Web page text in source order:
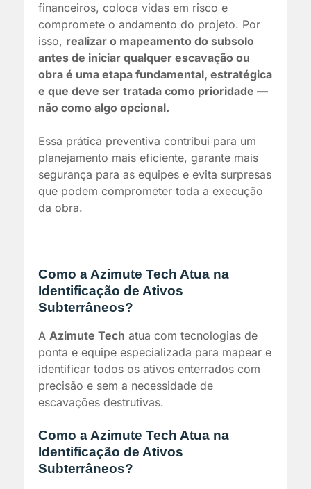
financeiros, coloca vidas em risco e
compromete o andamento do projeto. Por
isso, realizar o mapeamento do subsolo
antes de iniciar qualquer escavação ou
obra é uma etapa fundamental, estratégica
e que deve ser tratada como prioridade —
não como algo opcional.
Essa prática preventiva contribui para um
planejamento mais eficiente, garante mais
segurança para as equipes e evita surpresas
que podem comprometer toda a execução
da obra.
Como a Azimute Tech Atua na
Identificação de Ativos
Subterrâneos?
A Azimute Tech atua com tecnologias de
ponta e equipe especializada para mapear e
identificar todos os ativos enterrados com
precisão e sem a necessidade de
escavações destrutivas.
Como a Azimute Tech Atua na
Identificação de Ativos
Subterrâneos?